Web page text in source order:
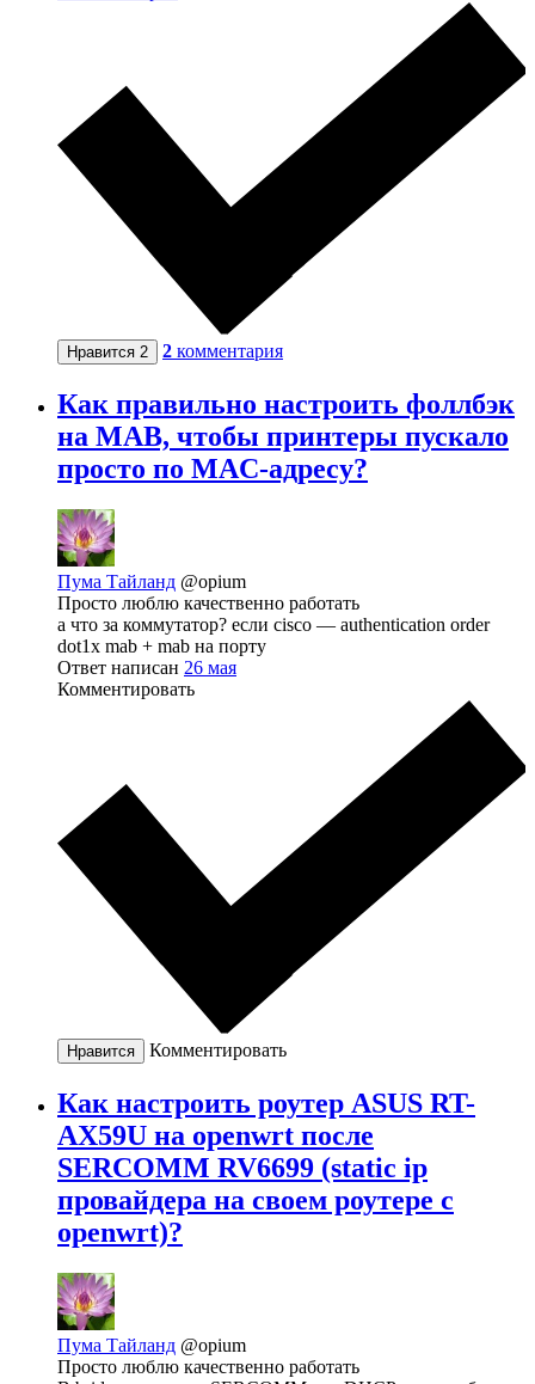
Нравится 2 2 комментария
Как правильно настроить фоллбэк
на MAB, чтобы принтеры пускало
просто по MAC-адресу?
Пума Тайланд @opium
Просто люблю качественно работать
а что за коммутатор? если cisco — authentication order
dot1x mab + mab на порту
Ответ написан 26 мая
Комментировать
Нравится Комментировать
Как настроить роутер ASUS RT-
AX59U на openwrt после
SERCOMM RV6699 (static ip
провайдера на своем роутере с
openwrt)?
Пума Тайланд @opium
Просто люблю качественно работать